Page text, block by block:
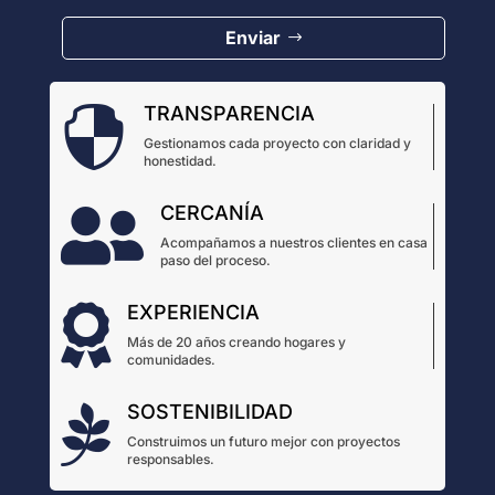
Enviar
 TRANSPARENCIA
Gestionamos cada proyecto con claridad y
honestidad.
 CERCANÍA
Acompañamos a nuestros clientes en casa
paso del proceso.
 EXPERIENCIA
Más de 20 años creando hogares y
comunidades.
 SOSTENIBILIDAD
Construimos un futuro mejor con proyectos
responsables.